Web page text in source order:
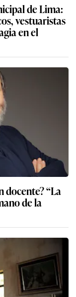
de Lima:
vestuaristas
en el
docente? “La
de la